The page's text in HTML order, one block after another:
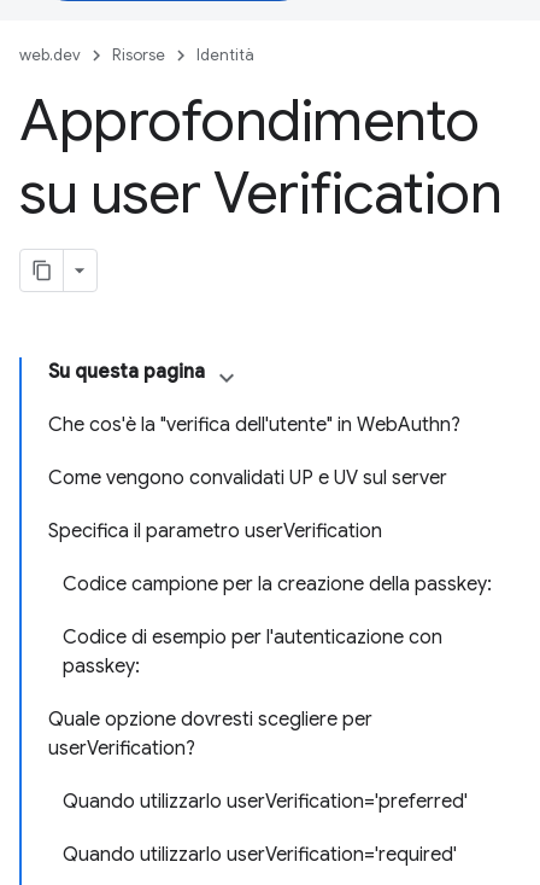
web.dev Risorse Identità
Approfondimento
su user Verification
Su questa pagina
Che cos'è la "verifica dell'utente" in WebAuthn?
Come vengono convalidati UP e UV sul server
Specifica il parametro userVerification
Codice campione per la creazione della passkey:
Codice di esempio per l'autenticazione con
passkey:
Quale opzione dovresti scegliere per
userVerification?
Quando utilizzarlo userVerification='preferred'
Quando utilizzarlo userVerification='required'